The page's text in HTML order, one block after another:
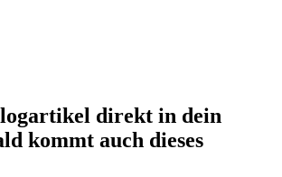
direkt in dein
kommt auch dieses